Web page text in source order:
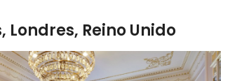
Londres, Reino Unido